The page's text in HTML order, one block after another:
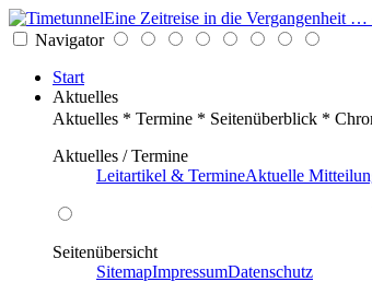
Eine Zeitreise in die Vergangenheit
Navigator
Start
Aktuelles
Aktuelles * Termine * Seitenüberblick *
Aktuelles / Termine
Leitartikel & TermineAktuelle
Seitenübersicht
SitemapImpressumDatenschutz